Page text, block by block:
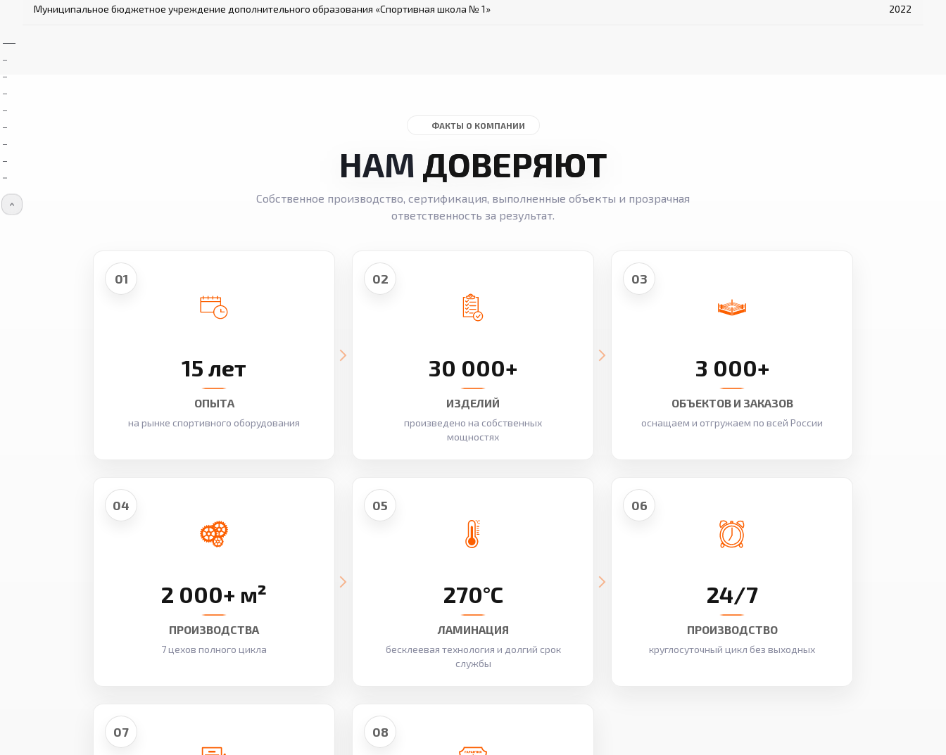
Муниципальное бюджетное учреждение дополнительного образования «Спортивная школа № 1» 2022
ФАКТЫ О КОМПАНИИ
НАМ ДОВЕРЯЮТ
Собственное производство, сертификация, выполненные объекты и прозрачная
ответственность за результат.
01
15 лет
ОПЫТА
на рынке спортивного оборудования
02
30 000+
ИЗДЕЛИЙ
произведено на собственных
мощностях
03
3 000+
ОБЪЕКТОВ И ЗАКАЗОВ
оснащаем и отгружаем по всей России
04
2 000+ м²
ПРОИЗВОДСТВА
7 цехов полного цикла
05
270°C
ЛАМИНАЦИЯ
бесклеевая технология и долгий срок
службы
06
24/7
ПРОИЗВОДСТВО
круглосуточный цикл без выходных
07 08